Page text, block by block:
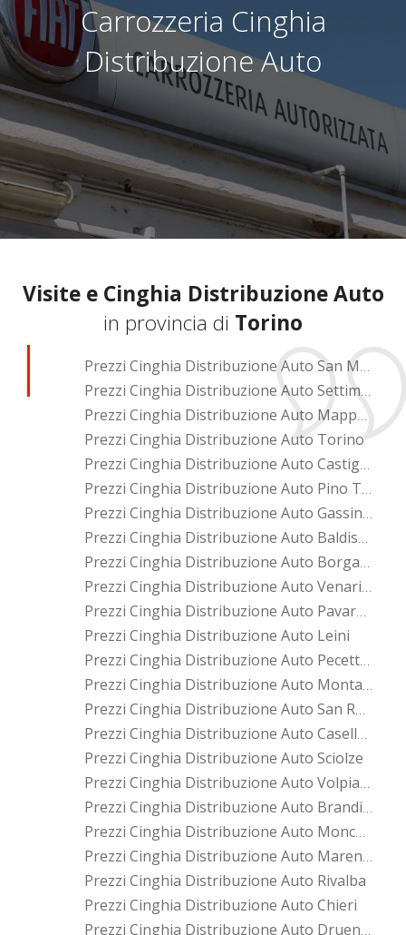
Carrozzeria Cinghia
Distribuzione Auto
Visite e Cinghia Distribuzione Auto
in provincia di Torino
Prezzi Cinghia Distribuzione Auto San Mauro Torinese
Prezzi Cinghia Distribuzione Auto Settimo Torinese
Prezzi Cinghia Distribuzione Auto Mappano
Prezzi Cinghia Distribuzione Auto Torino
Prezzi Cinghia Distribuzione Auto Castiglione Torinese
Prezzi Cinghia Distribuzione Auto Pino Torinese
Prezzi Cinghia Distribuzione Auto Gassino Torinese
Prezzi Cinghia Distribuzione Auto Baldissero Torinese
Prezzi Cinghia Distribuzione Auto Borgaro Torinese
Prezzi Cinghia Distribuzione Auto Venaria Reale
Prezzi Cinghia Distribuzione Auto Pavarolo
Prezzi Cinghia Distribuzione Auto Leini
Prezzi Cinghia Distribuzione Auto Pecetto Torinese
Prezzi Cinghia Distribuzione Auto Montaldo Torinese
Prezzi Cinghia Distribuzione Auto San Raffaele Cimena
Prezzi Cinghia Distribuzione Auto Caselle Torinese
Prezzi Cinghia Distribuzione Auto Sciolze
Prezzi Cinghia Distribuzione Auto Volpiano
Prezzi Cinghia Distribuzione Auto Brandizzo
Prezzi Cinghia Distribuzione Auto Moncalieri
Prezzi Cinghia Distribuzione Auto Marentino
Prezzi Cinghia Distribuzione Auto Rivalba
Prezzi Cinghia Distribuzione Auto Chieri
Prezzi Cinghia Distribuzione Auto Druento